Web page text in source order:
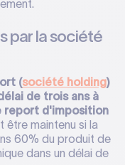
par la société
(société holding)
de trois ans à
report d'imposition
être maintenu si la
60% du produit de
dans un délai de